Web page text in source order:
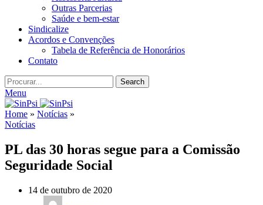
Outras Parcerias
Saúde e bem-estar
Sindicalize
Acordos e Convenções
Tabela de Referência de Honorários
Contato
Search
Menu
Home » Notícias »
Notícias
PL das 30 horas segue para a Comissão
Seguridade Social
14 de outubro de 2020